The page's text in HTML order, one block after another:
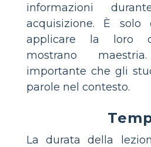
informazioni
acquisizione. È solo
applicare la loro
mostrano
importante che gli
parole nel contesto.
La durata della